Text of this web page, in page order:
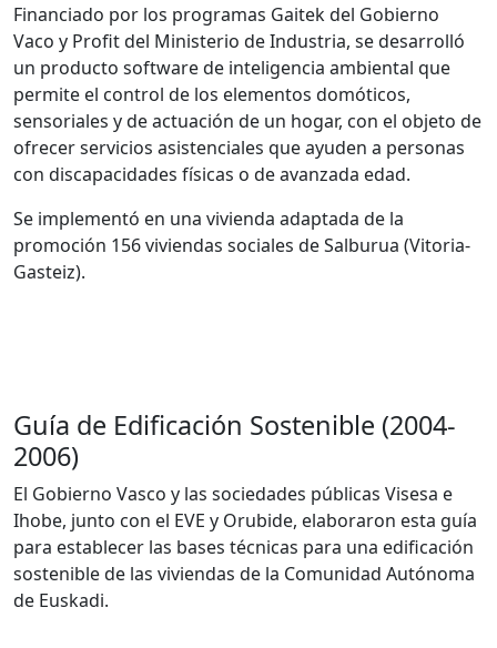
Financiado por los programas Gaitek del Gobierno
Vaco y Profit del Ministerio de Industria, se desarrolló
un producto software de inteligencia ambiental que
permite el control de los elementos domóticos,
sensoriales y de actuación de un hogar, con el objeto de
ofrecer servicios asistenciales que ayuden a personas
con discapacidades físicas o de avanzada edad.
Se implementó en una vivienda adaptada de la
promoción 156 viviendas sociales de Salburua (Vitoria-
Gasteiz).
Guía de Edificación Sostenible (2004-
2006)
El Gobierno Vasco y las sociedades públicas Visesa e
Ihobe, junto con el EVE y Orubide, elaboraron esta guía
para establecer las bases técnicas para una edificación
sostenible de las viviendas de la Comunidad Autónoma
de Euskadi.